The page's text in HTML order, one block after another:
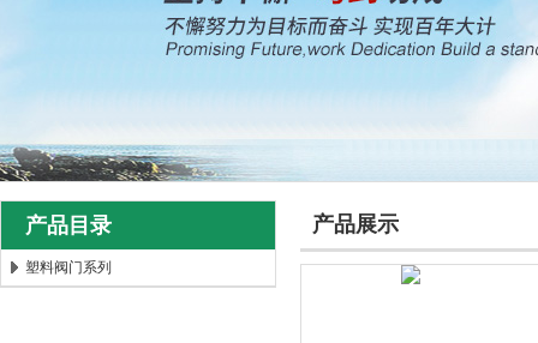
产品目录
塑料阀门系列
产品展示